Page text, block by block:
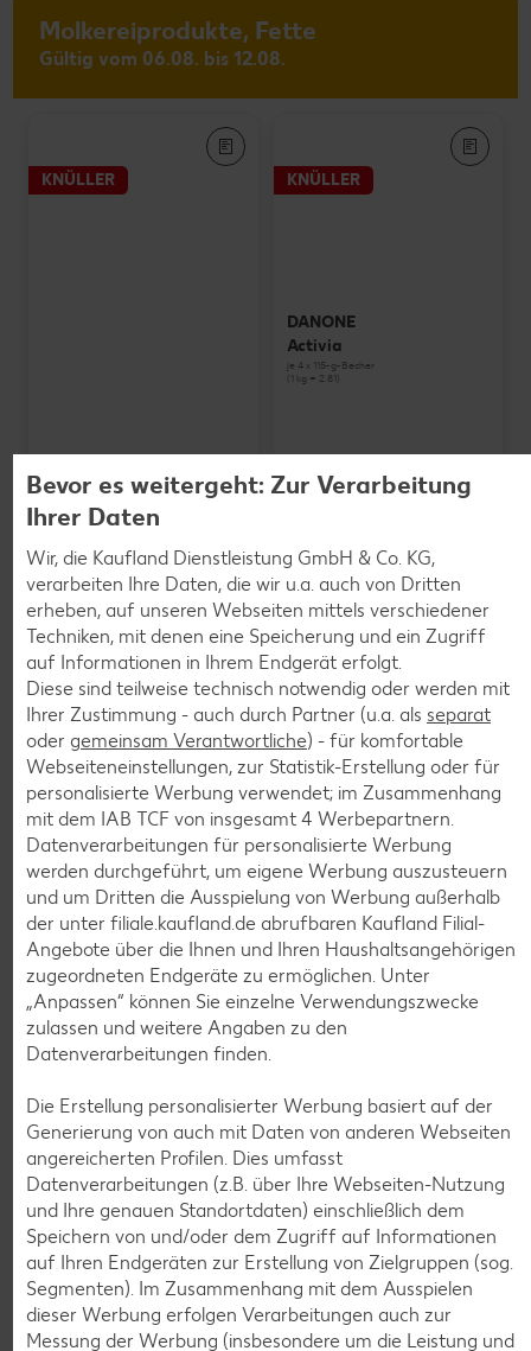
Molkereiprodukte, Fette
Gültig vom 06.08. bis 12.08.
KNÜLLER
SCHWARZWALDMILCH
Bioland frische Vollmilch,
3,8 % Fett
je 1-l-Packg.
nur
1.59
KNÜLLER
DANONE
Activia
je 4 x 115-g-Becher
(1 kg = 2.81)
nur
1.29
K-TAKE IT VEGGIE
Veganer Cocogurt vegan,
versch. Sorten
je 400-g-Becher
(1 kg = 3.23)
Weitere Angebote anzeigen
Bevor es weitergeht: Zur Verarbeitung
Ihrer Daten
Wir, die Kaufland Dienstleistung GmbH & Co. KG,
verarbeiten Ihre Daten, die wir u.a. auch von Dritten
erheben, auf unseren Webseiten mittels verschiedener
Techniken, mit denen eine Speicherung und ein Zugriff
auf Informationen in Ihrem Endgerät erfolgt.
Diese sind teilweise technisch notwendig oder werden mit
Ihrer Zustimmung - auch durch Partner (u.a. als separat
oder gemeinsam Verantwortliche) - für komfortable
Webseiteneinstellungen, zur Statistik-Erstellung oder für
personalisierte Werbung verwendet; im Zusammenhang
mit dem IAB TCF von insgesamt 4 Werbepartnern.
Datenverarbeitungen für personalisierte Werbung
werden durchgeführt, um eigene Werbung auszusteuern
und um Dritten die Ausspielung von Werbung außerhalb
der unter filiale.kaufland.de abrufbaren Kaufland Filial-
Angebote über die Ihnen und Ihren Haushaltsangehörigen
zugeordneten Endgeräte zu ermöglichen. Unter
„Anpassen“ können Sie einzelne Verwendungszwecke
zulassen und weitere Angaben zu den
Datenverarbeitungen finden.
Die Erstellung personalisierter Werbung basiert auf der
Generierung von auch mit Daten von anderen Webseiten
angereicherten Profilen. Dies umfasst
Datenverarbeitungen (z.B. über Ihre Webseiten-Nutzung
und Ihre genauen Standortdaten) einschließlich dem
Speichern von und/oder dem Zugriff auf Informationen
auf Ihren Endgeräten zur Erstellung von Zielgruppen (sog.
Segmenten). Im Zusammenhang mit dem Ausspielen
dieser Werbung erfolgen Verarbeitungen auch zur
Messung der Werbung (insbesondere um die Leistung und